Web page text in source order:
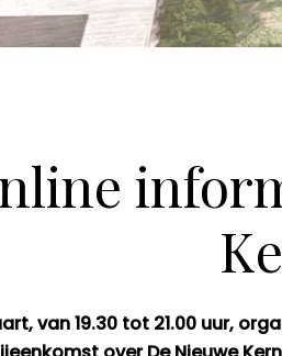
van 19.30 tot 21.00 uur,